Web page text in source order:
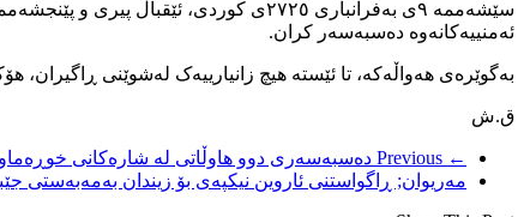
ئەمنییەکانەوە دەسبەسەر کران.
بەگوێرەی هەواڵەکە، تا ئێستە هیچ زانیارییەک لەشوێنی ڕاگیران،
ق.ش
← Previous
دەسبەسەری دوو هاوڵاتی لە شارەکانی
مەریوان; ڕاگواستنی ئاروین نیکپەی بۆ زیندان بەمەبەستی